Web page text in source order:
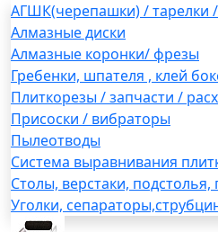
АГШК(черепашки) / тарелки
Алмазные диски
Алмазные коронки/ фрезы
Гребенки, шпателя , клей
Плиткорезы / запчасти /
Присоски / вибраторы
Пылеотводы
Система выравнивания
Столы, верстаки, подстолья,
Уголки,